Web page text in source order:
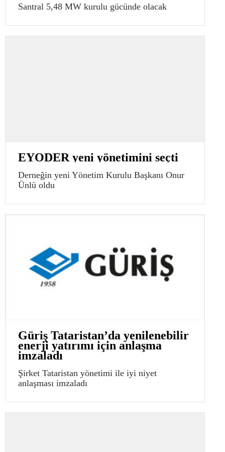
Santral 5,48 MW kurulu gücünde olacak
EYODER yeni yönetimini seçti
Derneğin yeni Yönetim Kurulu Başkanı Onur
Ünlü oldu
Güriş Tataristan’da yenilenebilir
enerji yatırımı için anlaşma
imzaladı
Şirket Tataristan yönetimi ile iyi niyet
anlaşması imzaladı